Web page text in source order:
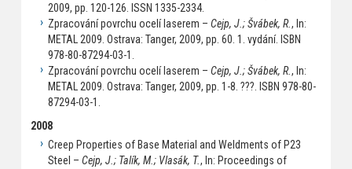
2009, pp. 120-126. ISSN 1335-2334.
Zpracování povrchu ocelí laserem – Cejp, J.; Švábek, R., In:
METAL 2009. Ostrava: Tanger, 2009, pp. 60. 1. vydání. ISBN
978-80-87294-03-1.
Zpracování povrchu ocelí laserem – Cejp, J.; Švábek, R., In:
METAL 2009. Ostrava: Tanger, 2009, pp. 1-8. ???. ISBN 978-80-
87294-03-1.
2008
Creep Properties of Base Material and Weldments of P23
Steel – Cejp, J.; Talík, M.; Vlasák, T., In: Proceedings of